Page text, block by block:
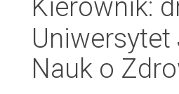
Kierownik:
Uniwersytet
Nauk o